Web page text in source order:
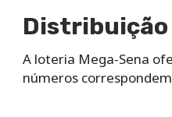
Distribuição
A loteria Mega-Sena
números